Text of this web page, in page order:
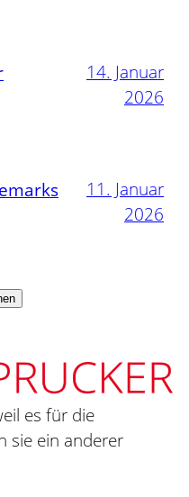
14. Januar
2026
11. Januar
2026
es für die
sie ein anderer